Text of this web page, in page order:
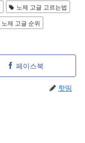
노제 고글 고르는법
노제 고글 순위
페이스북
핫띵